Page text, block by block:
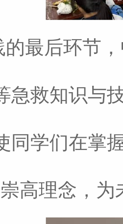
的最后环节
急救知识与
同学们在掌
崇高理念，